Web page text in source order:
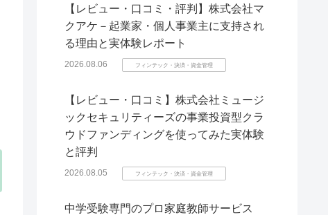
【レビュー・口コミ・評判】株式会社マ
クアケ－起業家・個人事業主に支持され
る理由と実体験レポート
2026.08.06 フィンテック・決済・資金管理
【レビュー・口コミ】株式会社ミュージ
ックセキュリティーズの事業投資型クラ
ウドファンディングを使ってみた実体験
と評判
2026.08.05 フィンテック・決済・資金管理
中学受験専門のプロ家庭教師サービス